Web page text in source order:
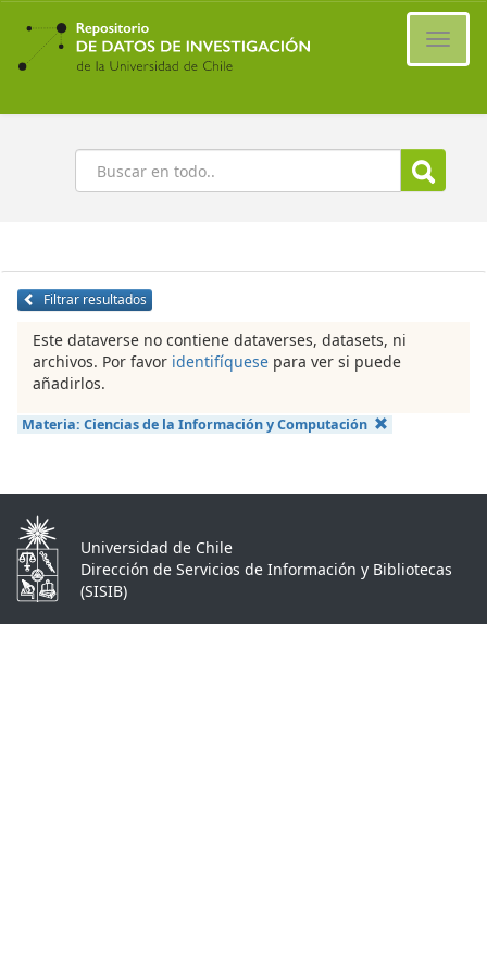
Ir
contenido
principal
Buscar
Filtrar resultados
Este dataverse no contiene dataverses, datasets, ni
archivos. Por favor identifíquese para ver si puede
añadirlos.
Materia: Ciencias de la Información y Computación
Universidad de Chile
Dirección de Servicios de Información y Bibliotecas
(SISIB)